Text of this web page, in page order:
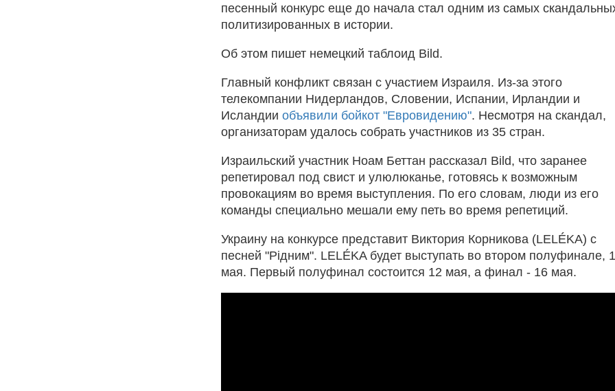
песенный конкурс еще до начала стал одним из самых
политизированных в истории.
Об этом пишет немецкий таблоид Bild.
Главный конфликт связан с участием Израиля. Из-за этого
телекомпании Нидерландов, Словении, Испании, Ирландии и
Исландии объявили бойкот "Евровидению". Несмотря на скандал,
организаторам удалось собрать участников из 35 стран.
Израильский участник Ноам Беттан рассказал Bild, что заранее
репетировал под свист и улюлюканье, готовясь к возможным
провокациям во время выступления. По его словам, люди из его
команды специально мешали ему петь во время репетиций.
Украину на конкурсе представит Виктория Корникова (LELÉKA) с
песней "Рiдним". LELÉKA будет выступать во втором полуфинале,
мая. Первый полуфинал состоится 12 мая, а финал - 16 мая.